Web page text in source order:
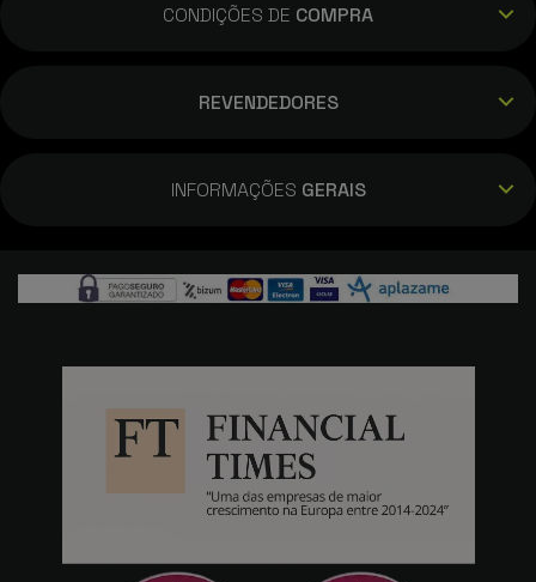
CONDIÇÕES DE COMPRA
REVENDEDORES
INFORMAÇÕES GERAIS